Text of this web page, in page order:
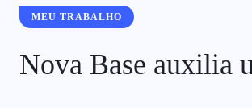
MEU TRABALHO
Nova Base auxilia